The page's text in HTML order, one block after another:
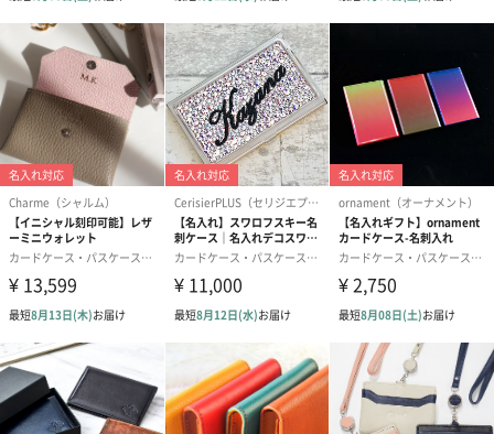
素材、染色、裁縫、部位と全ての項目に拘るのは、 手にした時の
感触、使い心地を大切に思っているから。
アメリカ製の「素朴で丈夫」 ヨーロッパ製の「繊細で丁寧」 日本
製の「手間をかけた伝統技術」 この3つを結集させた "上質なクラ
フト製品がKC,s（ケイシイズ）の革製品"です。
ご自分用にも、贈り物にも
名刺入れ、カードケース、ミニ財布にもなるとても便利なカード
ケースは、使い込むほど愛着がわく革製品はご自分用にはもちろ
ん、贈り物にも喜ばれる商品です。
大切な方へ贈るプレゼントを長く愛用していただきたい、「KC,s